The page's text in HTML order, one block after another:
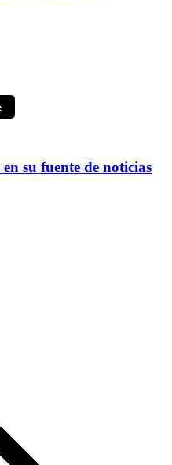
en su fuente de noticias